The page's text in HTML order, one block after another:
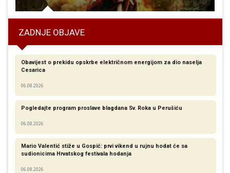
ZADNJE OBJAVE
Obavijest o prekidu opskrbe električnom energijom za dio naselja
Cesarica
06.08.2026
Pogledajte program proslave blagdana Sv. Roka u Perušiću
06.08.2026
Mario Valentić stiže u Gospić: prvi vikend u rujnu hodat će sa
sudionicima Hrvatskog festivala hodanja
06.08.2026